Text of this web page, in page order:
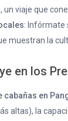
un viaje que
: Infórmate
muestran la
en los
cabañas en
altas), la